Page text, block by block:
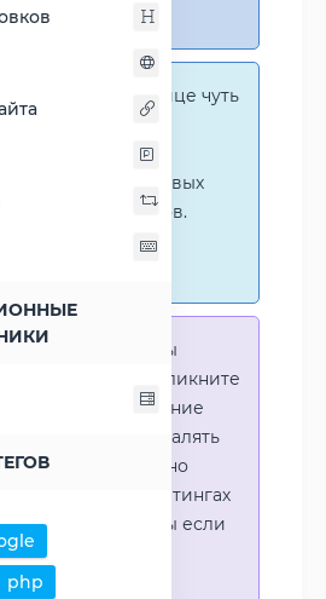
php
На этой странице чуть
сравнения
и числовых
процессоров.
к наглядным
Для того что-бы
процессор - кликните
название. Выделение
выборочно удалять
или наглядно
результаты в рейтингах
путаницы если
несколько